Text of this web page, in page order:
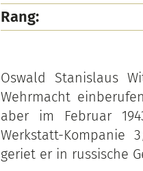
Rang:
Oswald Stanislaus
Wehrmacht
aber im Februar
Werkstatt-Kompanie
geriet er in russische